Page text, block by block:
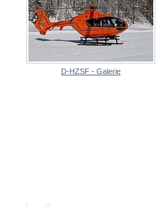
D-HZSF - Galerie